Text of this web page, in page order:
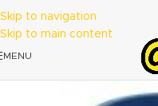
Skip to navigation
Skip to main content
MENU